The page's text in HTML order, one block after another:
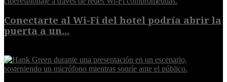
Conectarte al Wi-Fi del hotel podría abrir la
puerta a un...